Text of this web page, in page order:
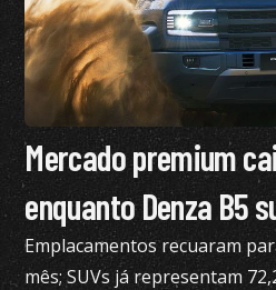
Mercado premium
enquanto Denza B5
Emplacamentos recuaram
mês; SUVs já representam